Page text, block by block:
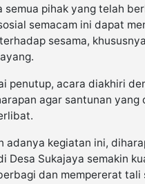
semua pihak yang telah
semacam ini dapat
sesama,
penutup, acara diakhiri
agar santunan
adanya kegiatan ini,
Desa Sukajaya semakin
dan mempererat